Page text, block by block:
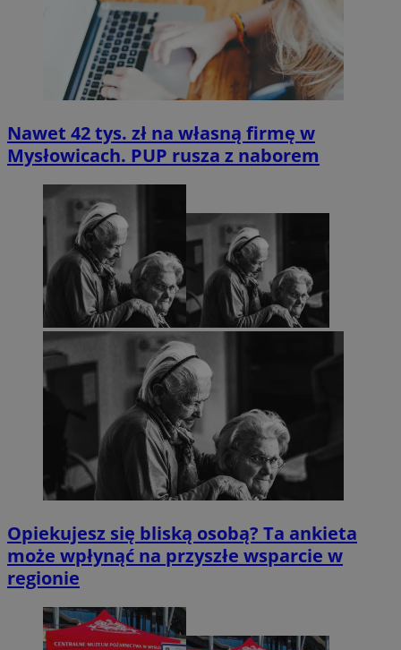
Nawet 42 tys. zł na własną firmę w
Mysłowicach. PUP rusza z naborem
Opiekujesz się bliską osobą? Ta ankieta
może wpłynąć na przyszłe wsparcie w
regionie